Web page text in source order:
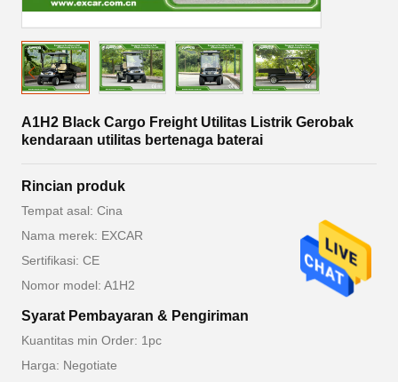
A1H2 Black Cargo Freight Utilitas Listrik Gerobak
kendaraan utilitas bertenaga baterai
Rincian produk
Tempat asal: Cina
Nama merek: EXCAR
Sertifikasi: CE
Nomor model: A1H2
Syarat Pembayaran & Pengiriman
Kuantitas min Order: 1pc
Harga: Negotiate